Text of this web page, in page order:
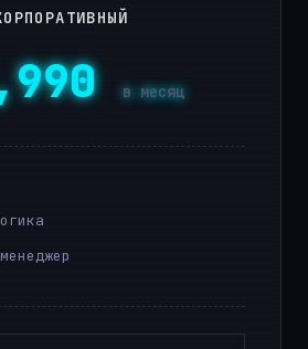
в месяц